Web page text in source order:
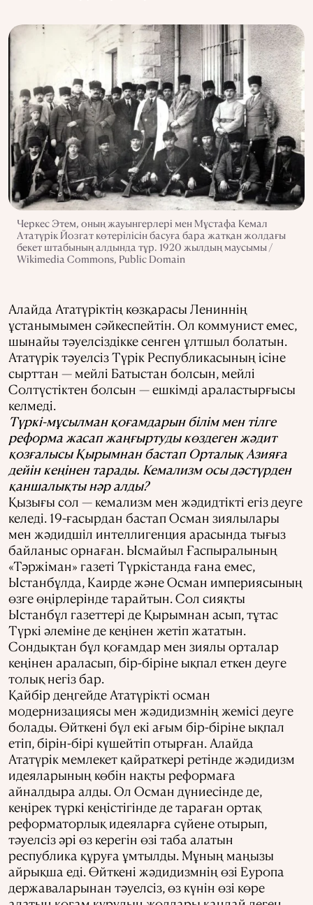
Черкес Этем, оның жауынгерлері мен Мұстафа Кемал
Ататүрік Йозгат көтерілісін басуға бара жатқан жолдағы
бекет штабының алдында тұр. 1920 жылдың маусымы /
Wikimedia Commons, Public Domain
Алайда Ататүріктің көзқарасы Лениннің
ұстанымымен сәйкеспейтін. Ол коммунист емес,
шынайы тәуелсіздікке сенген ұлтшыл болатын.
Ататүрік тәуелсіз Түрік Республикасының ісіне
сырттан — мейлі Батыстан болсын, мейлі
Солтүстіктен болсын — ешкімді араластырғысы
келмеді.
Түркі-мұсылман қоғамдарын білім мен тілге
реформа жасап жаңғыртуды көздеген жәдит
қозғалысы Қырымнан бастап Орталық Азияға
дейін кеңінен тарады. Кемализм осы дәстүрден
қаншалықты нәр алды?
Қызығы сол — кемализм мен жәдидтікті егіз деуге
келеді. 19-ғасырдан бастап Осман зиялылары
мен жәдидшіл интеллигенция арасында тығыз
байланыс орнаған. Ысмайыл Ғаспыралының
«Тәржіман» газеті Түркістанда ғана емес,
Ыстанбұлда, Каирде және Осман империясының
өзге өңірлерінде тарайтын. Сол сияқты
Ыстанбұл газеттері де Қырымнан асып, тұтас
Түркі әлеміне де кеңінен жетіп жататын.
Сондықтан бұл қоғамдар мен зиялы орталар
кеңінен араласып, бір-біріне ықпал еткен деуге
толық негіз бар.
Қайбір деңгейде Ататүрікті осман
модернизациясы мен жәдидизмнің жемісі деуге
болады. Өйткені бұл екі ағым бір-біріне ықпал
етіп, бірін-бірі күшейтіп отырған. Алайда
Ататүрік мемлекет қайраткері ретінде жәдидизм
идеяларының көбін нақты реформаға
айналдыра алды. Ол Осман дүниесінде де,
кеңірек түркі кеңістігінде де тараған ортақ
реформаторлық идеяларға сүйене отырып,
тәуелсіз әрі өз керегін өзі таба алатын
республика құруға ұмтылды. Мұның маңызы
айрықша еді. Өйткені жәдидизмнің өзі Еуропа
державаларынан тәуелсіз, өз күнін өзі көре